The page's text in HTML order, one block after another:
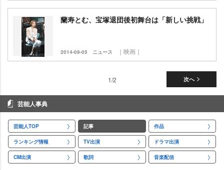
蘭寿とむ、宝塚退団後初舞台は「新しい挑戦」
2014-09-05 ニュース ｜映画｜
次へ
1/2
芸能人事典
芸能人TOP 記事 作品
ランキング情報 TV出演 ドラマ出演
CM出演 歌詞 音楽配信